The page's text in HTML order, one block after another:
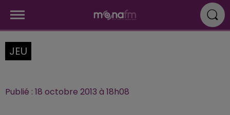
JEU
Publié : 18 octobre 2013 à 18h08